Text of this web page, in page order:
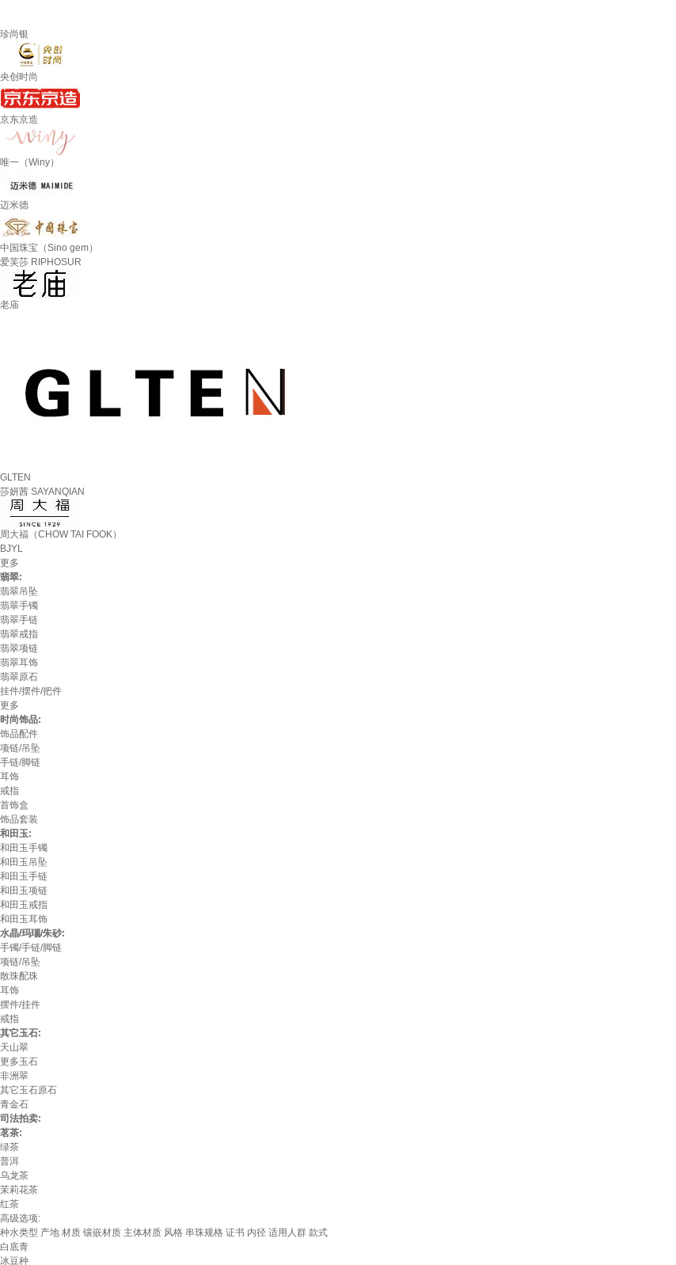
珍尚银
央创时尚
京东京造
唯一（Winy）
迈米德
中国珠宝（Sino gem）
爱芙莎 RIPHOSUR
老庙
GLTEN
莎妍茜 SAYANQIAN
周大福（CHOW TAI FOOK）
BJYL
更多
翡翠:
翡翠吊坠
翡翠手镯
翡翠手链
翡翠戒指
翡翠项链
翡翠耳饰
翡翠原石
挂件/摆件/把件
更多
时尚饰品:
饰品配件
项链/吊坠
手链/脚链
耳饰
戒指
首饰盒
饰品套装
和田玉:
和田玉手镯
和田玉吊坠
和田玉手链
和田玉项链
和田玉戒指
和田玉耳饰
水晶/玛瑙/朱砂:
手镯/手链/脚链
项链/吊坠
散珠配珠
耳饰
摆件/挂件
戒指
其它玉石:
天山翠
更多玉石
非洲翠
其它玉石原石
青金石
司法拍卖:
茗茶:
绿茶
普洱
乌龙茶
茉莉花茶
红茶
高级选项:
种水类型 产地 材质 镶嵌材质 主体材质 风格 串珠规格 证书 内径 适用人群 款式
白底青
冰豆种